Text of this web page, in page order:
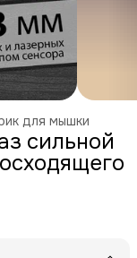
для мышки
сильной